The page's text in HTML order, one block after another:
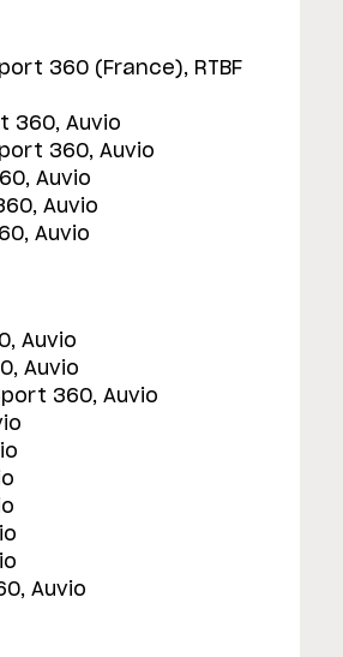
360 (France), RTBF
360, Auvio
360, Auvio
Auvio
Auvio
Auvio
Auvio
Auvio
360, Auvio
Auvio